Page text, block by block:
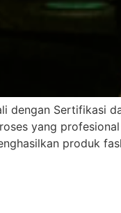
dengan Sertifikasi
yang
produk